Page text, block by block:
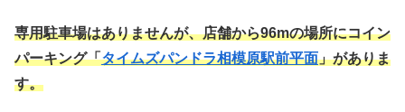
専用駐車場はありませんが、店舗から96mの場所にコイン
パーキング「タイムズパンドラ相模原駅前平面」がありま
す。